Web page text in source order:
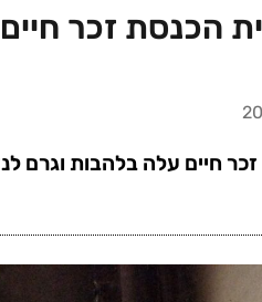
הכנסת זכר
חיים עלה בלהבות וגרם